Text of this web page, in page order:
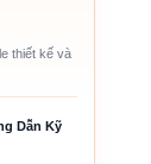
thiết kế và
Dẫn Kỹ